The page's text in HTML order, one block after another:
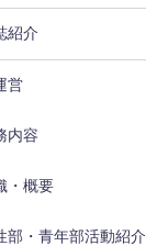
紹介
営
内容
・概要
部・青年部活動紹介